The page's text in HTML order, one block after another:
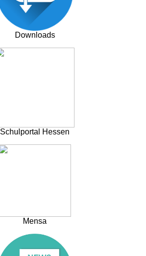
Downloads
Schulportal Hessen
Mensa